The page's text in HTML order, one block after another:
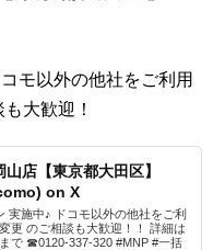
モ以外の他社をご利用
大歓迎！
店【東京都大田区】
on X
実施中♪ ドコモ以外の他社をご利
更 のご相談も大歓迎！！ 詳細は
で ☎0120-337-320 #MNP #一括